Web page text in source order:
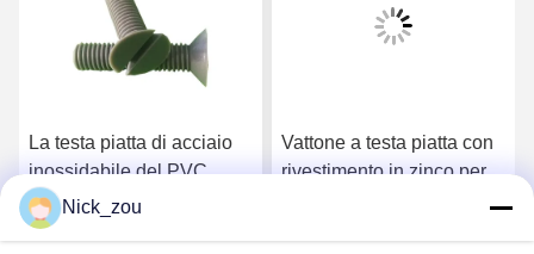
La testa piatta di acciaio
inossidabile del PVC
avvita M6 ha scanalato la
vite svasata della testa
Vattone a testa piatta con
rivestimento in zinco per
Nick_zou